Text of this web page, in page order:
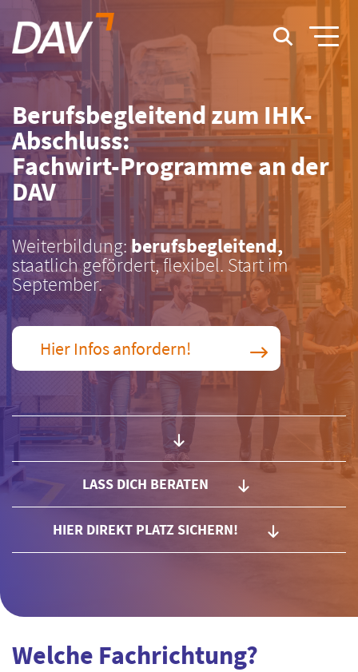
Berufsbegleitend zum IHK-
Abschluss:
Fachwirt-Programme an der
DAV
Weiterbildung:berufsbegleitend,
staatlich gefördert, flexibel. Start im
September.
Hier Infos anfordern!
LASS DICH BERATEN
HIER DIREKT PLATZ SICHERN!
Welche Fachrichtung?